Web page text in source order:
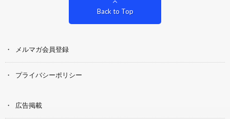
Back to Top
メルマガ会員登録
プライバシーポリシー
広告掲載